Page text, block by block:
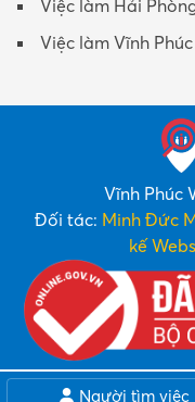
Việc làm Hải
Việc làm Vĩnh Phúc
Vĩnh Phúc
Đối tác: Minh Đức
kế
Người tìm việc